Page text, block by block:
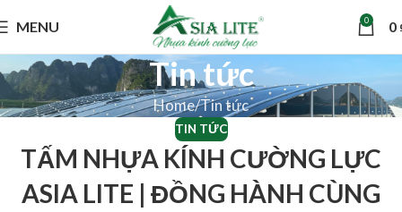
MENU 0 0
Tin tức
Home Tin tức
TIN TỨC
TẤM NHỰA KÍNH CƯỜNG LỰC
ASIA LITE | ĐỒNG HÀNH CÙNG